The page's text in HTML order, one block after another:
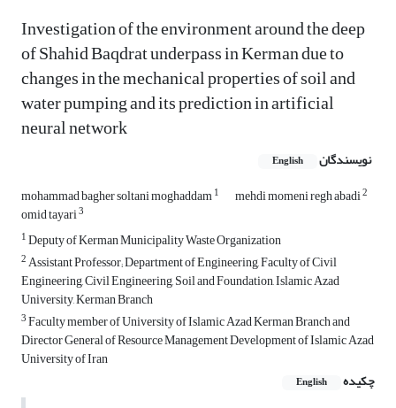
Investigation of the environment around the deep
of Shahid Baqdrat underpass in Kerman due to
changes in the mechanical properties of soil and
water pumping and its prediction in artificial
neural network
نویسندگان English
mohammad bagher soltani moghaddam1 mehdi momeni regh abadi2
omid tayari3
1Deputy of Kerman Municipality Waste Organization
2Assistant Professor; Department of Engineering, Faculty of Civil
Engineering, Civil Engineering, Soil and Foundation, Islamic Azad
University, Kerman Branch
3Faculty member of University of Islamic Azad Kerman Branch and
Director General of Resource Management Development of Islamic Azad
University of Iran
چکیده
English